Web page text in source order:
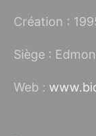
Création :
Siège :
Web :